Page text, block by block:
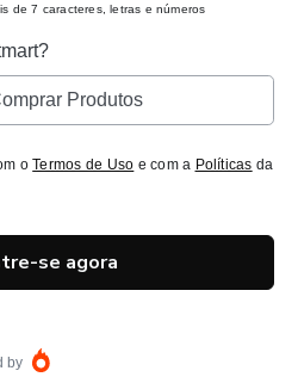
de 7 caracteres, letras e números
Produtos
oTermos de Uso e com a Políticas da
se agora
by